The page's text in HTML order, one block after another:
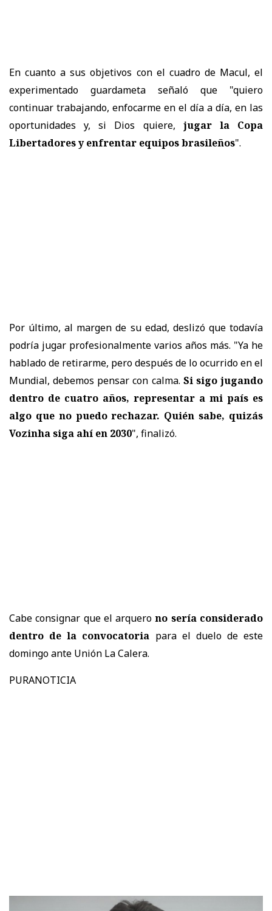
En cuanto a sus objetivos con el cuadro de Macul, el
experimentado guardameta señaló que "quiero
continuar trabajando, enfocarme en el día a día, en las
oportunidades y, si Dios quiere, jugar la Copa
Libertadores y enfrentar equipos brasileños".
Por último, al margen de su edad, deslizó que todavía
podría jugar profesionalmente varios años más. "Ya he
hablado de retirarme, pero después de lo ocurrido en el
Mundial, debemos pensar con calma. Si sigo jugando
dentro de cuatro años, representar a mi país es
algo que no puedo rechazar. Quién sabe, quizás
Vozinha siga ahí en 2030", finalizó.
Cabe consignar que el arquerono sería considerado
dentro de la convocatoria para el duelo de este
domingo ante Unión La Calera.
PURANOTICIA